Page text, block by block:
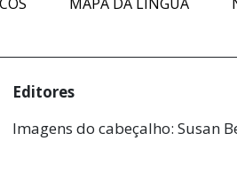
Editores
Imagens do cabeçalho: Susan